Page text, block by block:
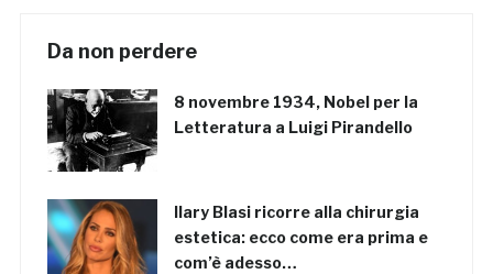
Da non perdere
8 novembre 1934, Nobel per la
Letteratura a Luigi Pirandello
Ilary Blasi ricorre alla chirurgia
estetica: ecco come era prima e
com’è adesso…